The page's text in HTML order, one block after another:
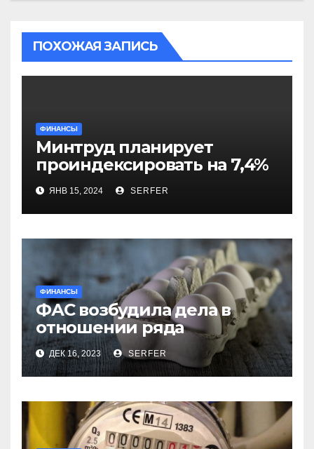
ПОХОЖАЯ ЗАПИСЬ
ФИНАНСЫ
Минтруд планирует
проиндексировать на 7,4%
более 40 выплат и
компенсаций
ЯНВ 15, 2024 SERFER
ФИНАНСЫ
ФАС возбудила дела в
отношении ряда
региональных
производителей куриных
яиц
ДЕК 16, 2023 SERFER